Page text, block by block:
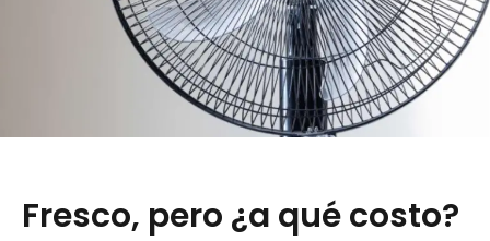
Fresco, pero ¿a qué costo?